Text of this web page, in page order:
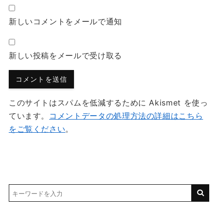
新しいコメントをメールで通知
新しい投稿をメールで受け取る
このサイトはスパムを低減するために Akismet を使っ
ています。 コメントデータの処理方法の詳細はこちら
をご覧ください。